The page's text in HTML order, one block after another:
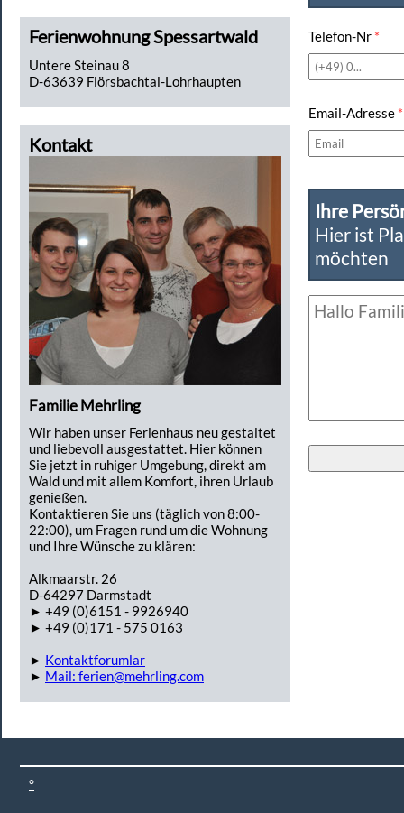
Ferienwohnung Spessartwald
Untere Steinau 8
D-63639 Flörsbachtal-Lohrhaupten
Kontakt
Familie Mehrling
Wir haben unser Ferienhaus neu gestaltet
und liebevoll ausgestattet. Hier können
Sie jetzt in ruhiger Umgebung, direkt am
Wald und mit allem Komfort, ihren Urlaub
genießen.
Kontaktieren Sie uns (täglich von 8:00-
22:00), um Fragen rund um die Wohnung
und Ihre Wünsche zu klären:
Alkmaarstr. 26
D-64297 Darmstadt
► +49 (0)6151 - 9926940
► +49 (0)171 - 575 0163
► Kontaktforumlar
► Mail: ferien@mehrling.com
Telefon-Nr *
Email-Adresse *
Ihre
Hier ist
möchten
°